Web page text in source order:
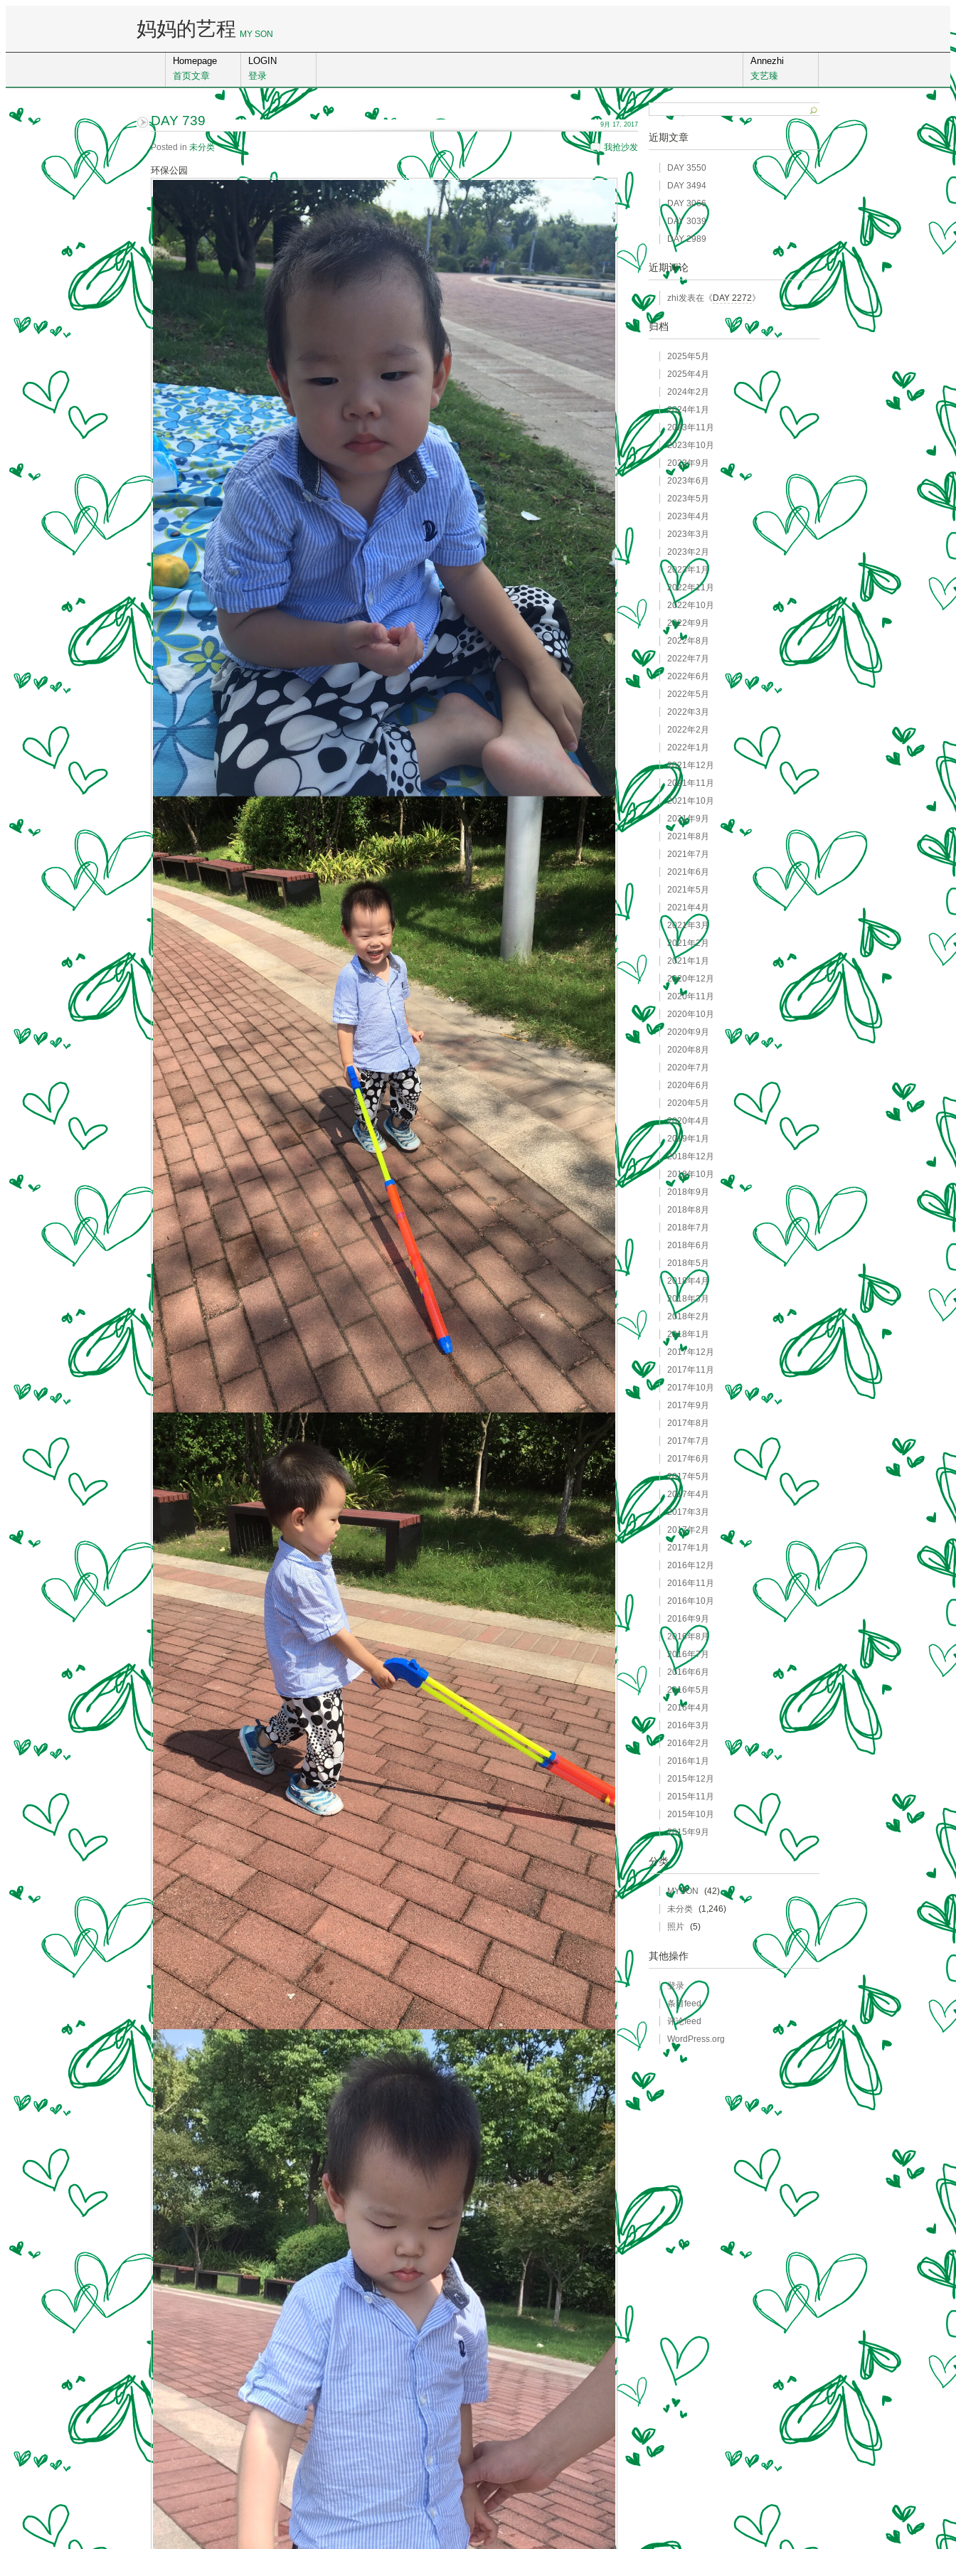
妈妈的艺程 MY SON
Homepage
首页文章
LOGIN
登录
Annezhi
支艺臻
DAY 739
Posted in 未分类 我抢沙发
环保公园
9月 17, 2017
近期文章
DAY 3550
DAY 3494
DAY 3066
DAY 3039
DAY 2989
近期评论
zhi发表在《DAY 2272》
归档
2025年5月
2025年4月
2024年2月
2024年1月
2023年11月
2023年10月
2023年9月
2023年6月
2023年5月
2023年4月
2023年3月
2023年2月
2023年1月
2022年11月
2022年10月
2022年9月
2022年8月
2022年7月
2022年6月
2022年5月
2022年3月
2022年2月
2022年1月
2021年12月
2021年11月
2021年10月
2021年9月
2021年8月
2021年7月
2021年6月
2021年5月
2021年4月
2021年3月
2021年2月
2021年1月
2020年12月
2020年11月
2020年10月
2020年9月
2020年8月
2020年7月
2020年6月
2020年5月
2020年4月
2019年1月
2018年12月
2018年10月
2018年9月
2018年8月
2018年7月
2018年6月
2018年5月
2018年4月
2018年3月
2018年2月
2018年1月
2017年12月
2017年11月
2017年10月
2017年9月
2017年8月
2017年7月
2017年6月
2017年5月
2017年4月
2017年3月
2017年2月
2017年1月
2016年12月
2016年11月
2016年10月
2016年9月
2016年8月
2016年7月
2016年6月
2016年5月
2016年4月
2016年3月
2016年2月
2016年1月
2015年12月
2015年11月
2015年10月
2015年9月
分类
MYSON
(42)
未分类 (1,246)
照片 (5)
其他操作
登录
条目feed
评论feed
WordPress.org